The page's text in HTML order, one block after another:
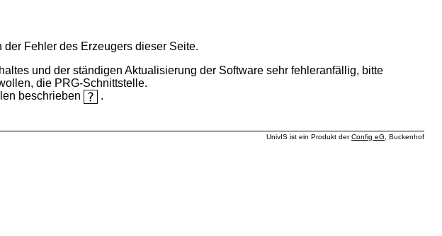
Fehler des Erzeugers dieser Seite.
und der ständigen Aktualisierung der Software sehr fehleranfällig, bitte
die PRG-Schnittstelle.
beschrieben
.
UnivIS ist ein Produkt derConfig eG , Buckenhof